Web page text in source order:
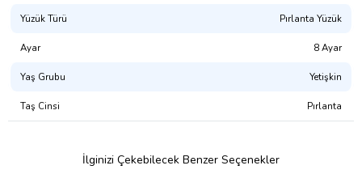
Yüzük Türü Pırlanta Yüzük
Ayar 8 Ayar
Yaş Grubu Yetişkin
Taş Cinsi Pırlanta
İlginizi Çekebilecek Benzer Seçenekler